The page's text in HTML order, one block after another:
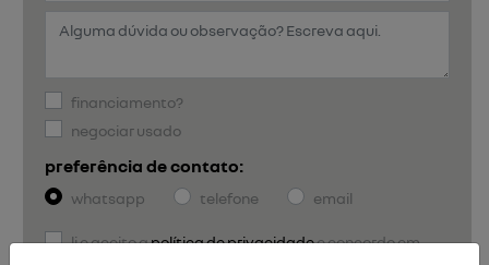
financiamento?
negociar usado
preferência de contato:
whatsapp telefone email
li e aceito apolítica de privacidadee concordo em